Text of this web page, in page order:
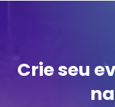
Crie seu